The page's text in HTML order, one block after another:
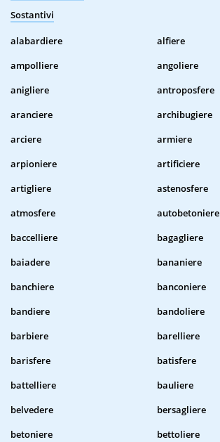
Sostantivi
alabardiere
alfiere
ampolliere
angoliere
anigliere
antroposfere
aranciere
archibugiere
arciere
armiere
arpioniere
artificiere
artigliere
astenosfere
atmosfere
autobetoniere
baccelliere
bagagliere
baiadere
bananiere
banchiere
banconiere
bandiere
bandoliere
barbiere
barelliere
barisfere
batisfere
battelliere
bauliere
belvedere
bersagliere
betoniere
bettoliere